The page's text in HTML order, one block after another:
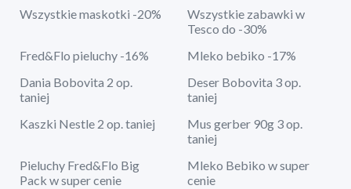
Wszystkie maskotki -20%
Wszystkie zabawki w
Tesco do -30%
Fred&Flo pieluchy -16%
Mleko bebiko -17%
Dania Bobovita 2 op.
taniej
Deser Bobovita 3 op.
taniej
Kaszki Nestle 2 op. taniej
Mus gerber 90g 3 op.
taniej
Pieluchy Fred&Flo Big
Pack w super cenie
Mleko Bebiko w super
cenie